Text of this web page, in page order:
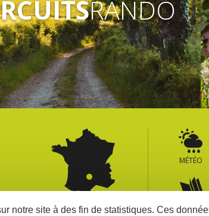
RANDO
MÉTÉO
notre site à des fin de statistiques. Ces